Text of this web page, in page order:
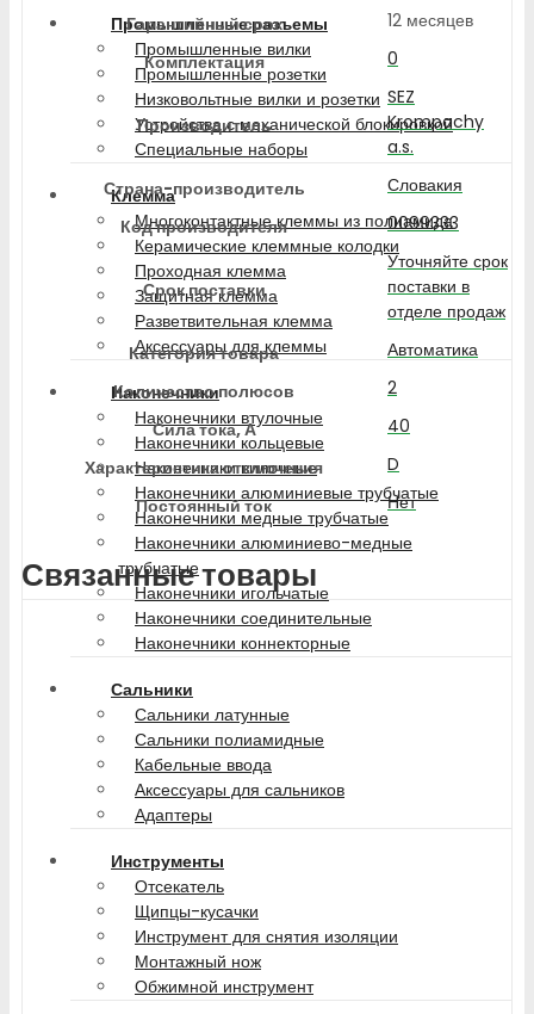
Промышленные разъемы
Промышленные вилки
Промышленные розетки
Низковольтные вилки и розетки
Устройства с механической блокировкой
Специальные наборы
Клемма
Многоконтактные клеммы из полиамида
Керамические клеммные колодки
Проходная клемма
Защитная клемма
Разветвительная клемма
Аксессуары для клеммы
Наконечники
Наконечники втулочные
Наконечники кольцевые
Наконечники вилочные
Наконечники алюминиевые трубчатые
Наконечники медные трубчатые
Наконечники алюминиево-медные
трубчатые
Наконечники игольчатые
Наконечники соединительные
Наконечники коннекторные
Сальники
Сальники латунные
Сальники полиамидные
Кабельные ввода
Аксессуары для сальников
Адаптеры
Инструменты
Отсекатель
Щипцы-кусачки
Инструмент для снятия изоляции
Монтажный нож
Обжимной инструмент
Гарантийный срок
12 месяцев
Комплектация
0
Производитель
SEZ
Krompachy
a.s.
Страна-производитель
Словакия
Код производителя
0099333
Срок поставки
Уточняйте срок
поставки в
отделе продаж
Категория товара
Автоматика
Количество полюсов
2
Сила тока, А
40
Характеристика отключения
D
Постоянный ток
Нет
Связанные товары